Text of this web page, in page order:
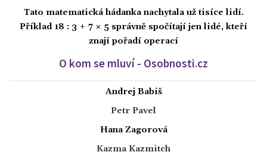
Tato matematická hádanka nachytala už tisíce lidí.
Příklad 18 : 3 + 7 × 5 správně spočítají jen lidé, kteří
znají pořadí operací
O kom se mluví - Osobnosti.cz
Andrej Babiš
Petr Pavel
Hana Zagorová
Kazma Kazmitch